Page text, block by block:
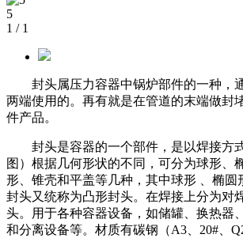
5
1 / 1
封头属压力容器中锅炉部件的一种，
两端使用的。再有就是在管道的末端做封
件产品。
封头是容器的一个部件，是以焊接方
图）根据几何形状的不同，可分为球形、
形、锥壳和平盖等几种 ，其中球形 、椭
封头又统称为凸形封头。在焊接上分为对
头。用于各种容器设备，如储罐、换热器、
和分离设备等。材质有碳钢（A3、20#、